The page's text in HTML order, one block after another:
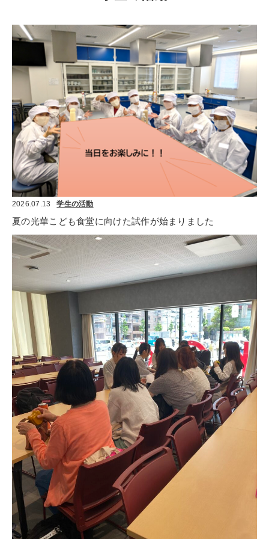
2026.07.13 学生の活動
夏の光華こども食堂に向けた試作が始まりました